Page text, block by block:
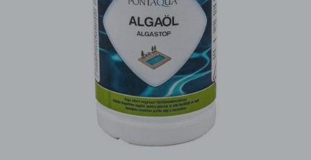
Sport i slobodno vrijeme
Ljepota i zdravlje